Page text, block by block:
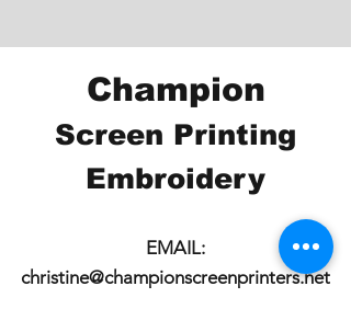
Champion
Screen Printing
Embroidery
EMAIL:
christine@championscreenprinters.net